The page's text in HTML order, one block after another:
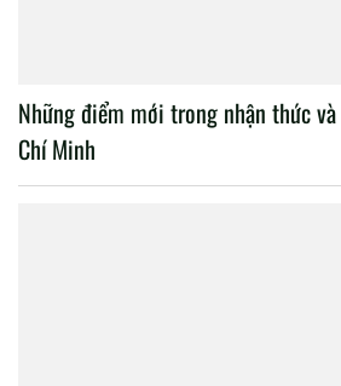
Những điểm mới trong nhận thức
Chí Minh